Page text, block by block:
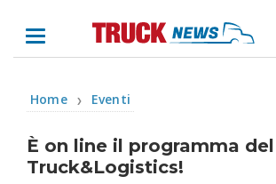
Home ❯ Eventi
È on line il programma
Truck&Logistics!